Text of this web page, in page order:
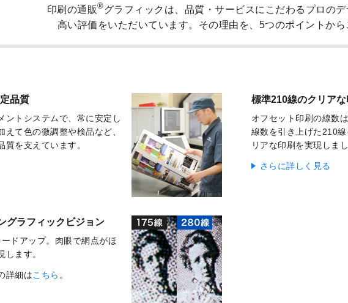
印刷の通販®グラフィックは、品質・サービスにこだわるプロの
高い評価をいただいています。その理由を、5つのポイントから
品質
ントシステムで、常に安定し
て色の微調整や検品など、
を支えています。
標準210線のクリアな
オフセット印刷の線数
線数を引き上げた210
リアな印刷を実現しまし
さらに詳しく見る
グラフィックビジョン
ドアップ。肉眼で網点がほ
します。
詳細はこちら 。